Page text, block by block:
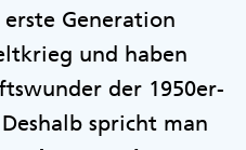
Generation
und haben
der 1950er-
spricht man